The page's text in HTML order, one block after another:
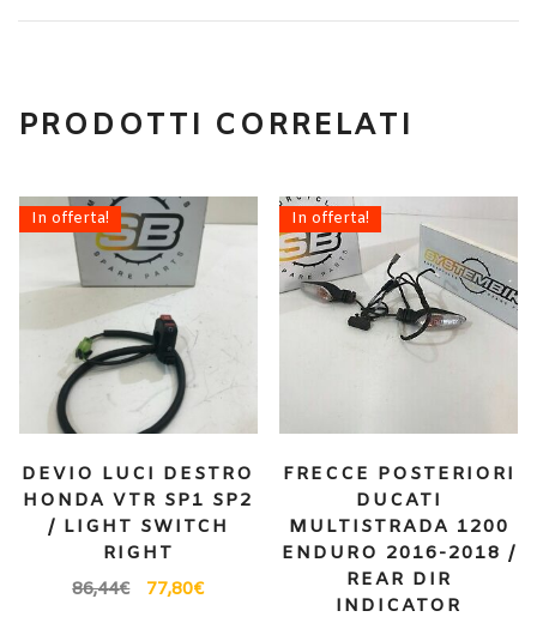
PRODOTTI CORRELATI
In offerta!
DEVIO LUCI DESTRO
HONDA VTR SP1 SP2
/ LIGHT SWITCH
RIGHT
86,44€ 77,80€
In offerta!
FRECCE POSTERIORI
DUCATI
MULTISTRADA 1200
ENDURO 2016-2018 /
REAR DIR
INDICATOR